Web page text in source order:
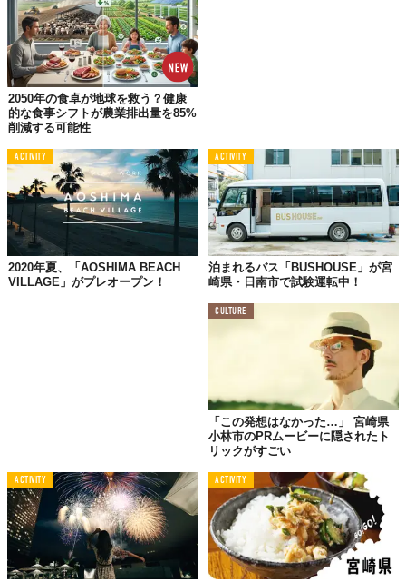
2050年の食卓が地球を救う？健康
的な食事シフトが農業排出量を85%
削減する可能性
ACTIVITY
2020年夏、「AOSHIMA BEACH
VILLAGE」がプレオープン！
ACTIVITY
泊まれるバス「BUSHOUSE」が宮
崎県・日南市で試験運転中！
CULTURE
「この発想はなかった…」 宮崎県
小林市のPRムービーに隠されたト
リックがすごい
ACTIVITY ACTIVITY